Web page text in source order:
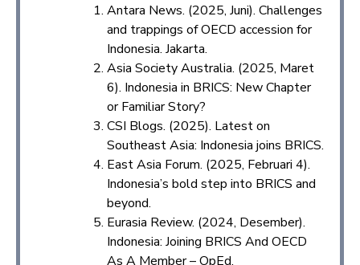
Antara News. (2025, Juni). Challenges
and trappings of OECD accession for
Indonesia. Jakarta.
Asia Society Australia. (2025, Maret
6). Indonesia in BRICS: New Chapter
or Familiar Story?
CSI Blogs. (2025). Latest on
Southeast Asia: Indonesia joins BRICS.
East Asia Forum. (2025, Februari 4).
Indonesia’s bold step into BRICS and
beyond.
Eurasia Review. (2024, Desember).
Indonesia: Joining BRICS And OECD
As A Member – OpEd.